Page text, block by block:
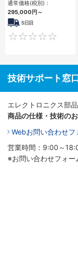
通常価格(税別)：
295,000円～
5日目
技術サポート窓
エレクトロニクス部
商品の仕様・技術の
Webお問い合わせフ
営業時間：9:00～
※お問い合わせフォー